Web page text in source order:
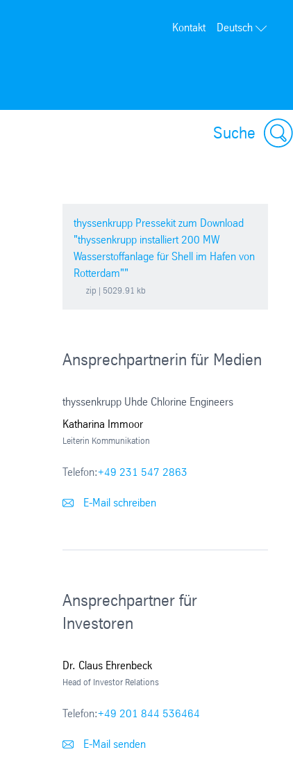
Kontakt Deutsch
Suche
thyssenkrupp Pressekit zum Download
"thyssenkrupp installiert 200 MW
Wasserstoffanlage für Shell im Hafen von
Rotterdam""
zip | 5029.91 kb
Ansprechpartnerin für Medien
thyssenkrupp Uhde Chlorine Engineers
Katharina Immoor
Leiterin Kommunikation
Telefon:+49 231 547 2863
E-Mail schreiben
Ansprechpartner für
Investoren
Dr. Claus Ehrenbeck
Head of Investor Relations
Telefon:+49 201 844 536464
E-Mail senden